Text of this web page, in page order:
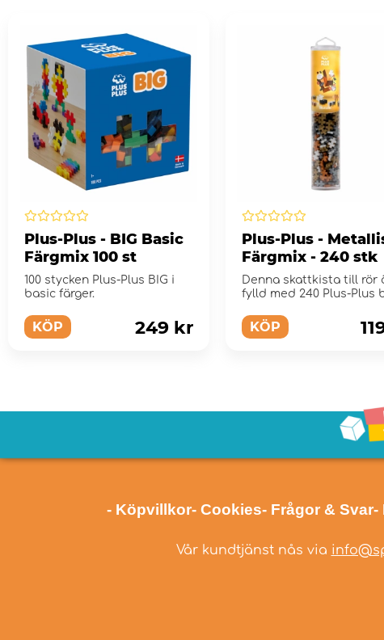
Plus-Plus - BIG Basic
Färgmix 100 st
100 stycken Plus-Plus BIG i
basic färger.
KÖP 249 kr
Plus-Plus -
Färgmix - 240 stk
Denna skattkista till rör
fylld med 240 Plus-Plus
KÖP
- Köpvillkor- Cookies- Frågor & Svar-
Vår kundtjänst nås via